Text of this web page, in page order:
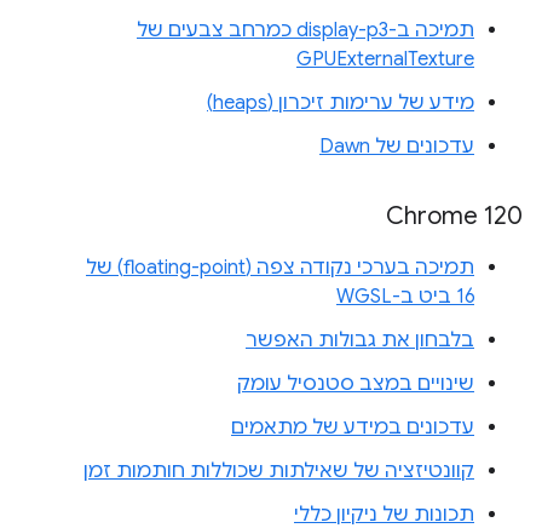
תמיכה ב-display-p3 כמרחב צבעים של
GPUExternalTexture
מידע של ערימות זיכרון (heaps)
עדכונים של Dawn
Chrome 120
תמיכה בערכי נקודה צפה (floating-point) של
16 ביט ב-WGSL
בלבחון את גבולות האפשר
שינויים במצב סטנסיל עומק
עדכונים במידע של מתאמים
קוונטיזציה של שאילתות שכוללות חותמות זמן
תכונות של ניקיון כללי